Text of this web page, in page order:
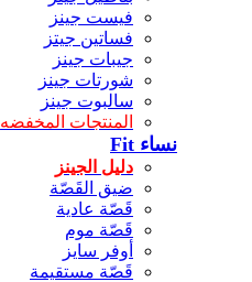
فيست جينز
فساتين جيتز
جيبات جينز
شورتات جينز
سالبوت جينز
المنتجات المخفضه
نساء Fit
دليل الجينز
ضيق القَصّة
قَصّة عادية
قَصّة موم
أوفر سايز
قَصّة مستقيمة